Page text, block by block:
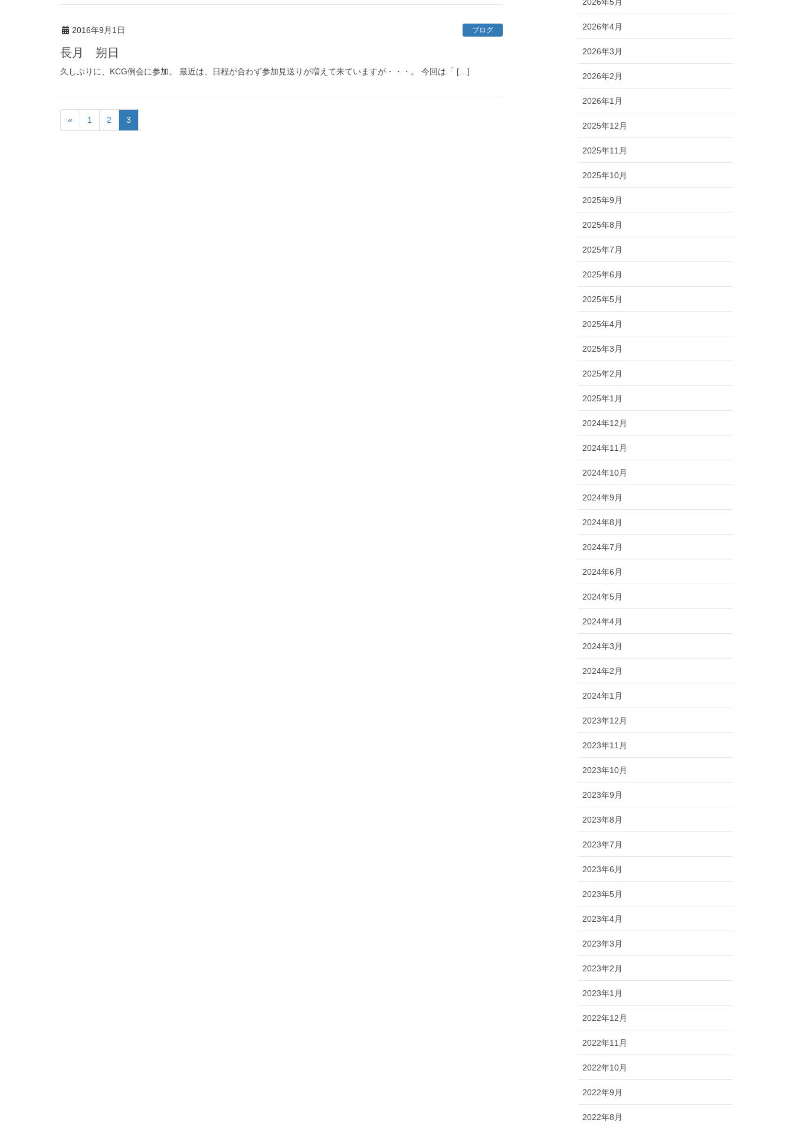
2016年9月1日 ブログ
長月 朔日
久しぶりに、KCG例会に参加。 最近は、日程が合わず参加見送りが増えて来ていますが・・・。 今回は「 […]
« 1 2 3
2026年4月
2026年3月
2026年2月
2026年1月
2025年12月
2025年11月
2025年10月
2025年9月
2025年8月
2025年7月
2025年6月
2025年5月
2025年4月
2025年3月
2025年2月
2025年1月
2024年12月
2024年11月
2024年10月
2024年9月
2024年8月
2024年7月
2024年6月
2024年5月
2024年4月
2024年3月
2024年2月
2024年1月
2023年12月
2023年11月
2023年10月
2023年9月
2023年8月
2023年7月
2023年6月
2023年5月
2023年4月
2023年3月
2023年2月
2023年1月
2022年12月
2022年11月
2022年10月
2022年9月
2022年8月